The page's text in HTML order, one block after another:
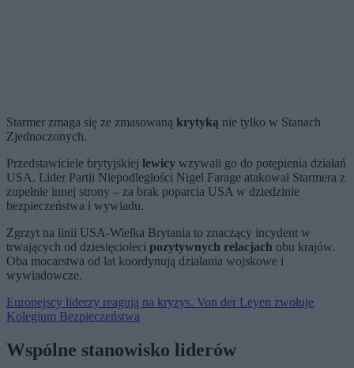
Starmer zmaga się ze zmasowaną krytyką nie tylko w Stanach
Zjednoczonych.
Przedstawiciele brytyjskiej lewicy wzywali go do potępienia działań
USA. Lider Partii Niepodległości Nigel Farage atakował Starmera z
zupełnie innej strony – za brak poparcia USA w dziedzinie
bezpieczeństwa i wywiadu.
Zgrzyt na linii USA-Wielka Brytania to znaczący incydent w
trwających od dziesięcioleci pozytywnych relacjach obu krajów.
Oba mocarstwa od lat koordynują działania wojskowe i
wywiadowcze.
Europejscy liderzy reagują na kryzys. Von der Leyen zwołuje
Kolegium Bezpieczeństwa
Wspólne stanowisko liderów